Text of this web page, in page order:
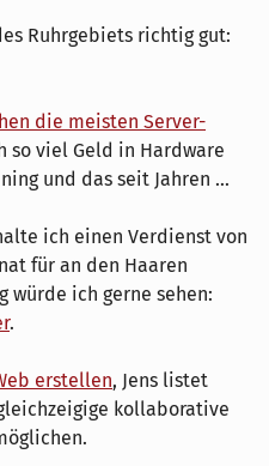
Ruhrgebiets richtig gut:
die meisten Server-
so viel Geld in Hardware
und das seit Jahren ...
ich einen Verdienst von
für an den Haaren
würde ich gerne sehen:
.
erstellen, Jens listet
kollaborative